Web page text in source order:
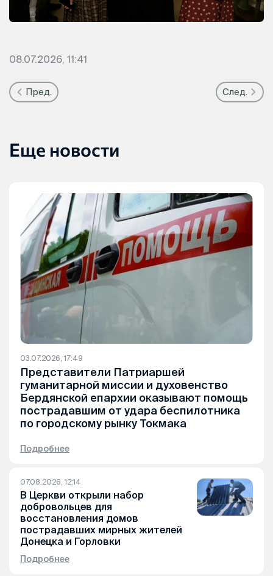
08.07.2026, 11:41
Пред. След.
Еще новости
03.07.2026, 17:49
Представители Патриаршей
гуманитарной миссии и духовенство
Бердянской епархии оказывают помощь
пострадавшим от удара беспилотника
по городскому рынку Токмака
Подробнее
07.08.2026, 12:14
В Церкви открыли набор
добровольцев для
восстановления домов
пострадавших мирных жителей
Донецка и Горловки
Подробнее